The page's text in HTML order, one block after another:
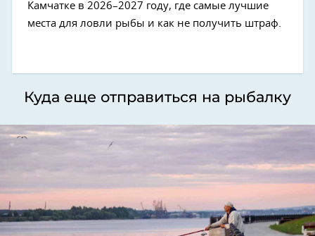
Камчатке в 2026–2027 году, где самые лучшие
места для ловли рыбы и как не получить штраф.
Куда еще отправиться на рыбалку